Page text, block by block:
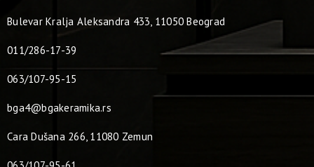
Bulevar Kralja Aleksandra 433, 11050 Beograd
011/286-17-39
063/107-95-15
bga4@bgakeramika.rs
Cara Dušana 266, 11080 Zemun